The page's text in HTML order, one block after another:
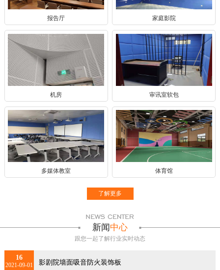
报告厅 家庭影院
机房 审讯室软包
多媒体教室 体育馆
了解更多
新闻 中心
跟您一起了解行业实时动态
16
2021-09-01 影剧院墙面吸音防火装饰板